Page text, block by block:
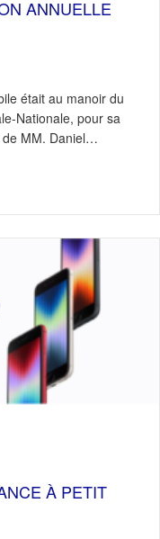
ANNUELLE
était au manoir du
Nationale, pour sa
MM. Daniel…
annuelle 2022
À PETIT